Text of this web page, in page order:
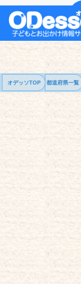
オデッソTOP 都道府県一覧